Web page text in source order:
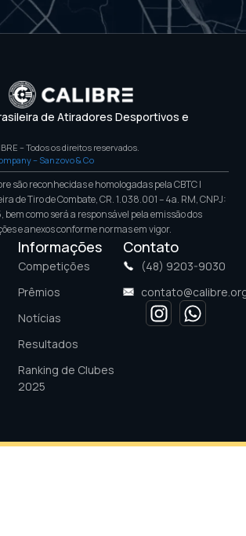
de Atiradores Desportivos e
– Todos os direitos reservados.
– Sanzovo & Co
são reconhecidas e homologadas pela CBTC |
de Tiro de Combate, CR. 1.038.001 – 4a. RM, CNPJ:
como será a responsável pela emissão dos
e anexos conforme normas em vigor.
Informações
Competições
Prêmios
Notícias
Resultados
Ranking de Clubes
2025
Contato
(48) 9203-9030